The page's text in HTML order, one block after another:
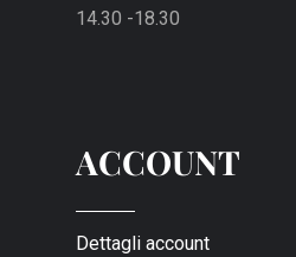
14.30 -18.30
ACCOUNT
Dettagli account